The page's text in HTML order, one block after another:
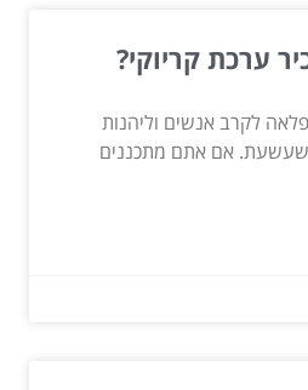
ערכת קריוקי?
לקרב אנשים וליהנות
אם אתם מתכננים